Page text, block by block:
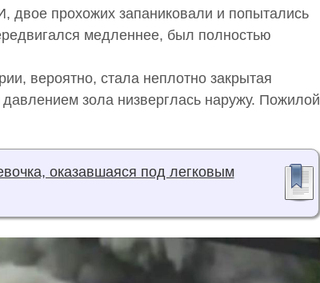
двое прохожих запаниковали и попытались
медленнее, был полностью
вероятно, стала неплотно закрытая
зола низверглась наружу. Пожилой
оказавшаяся под легковым